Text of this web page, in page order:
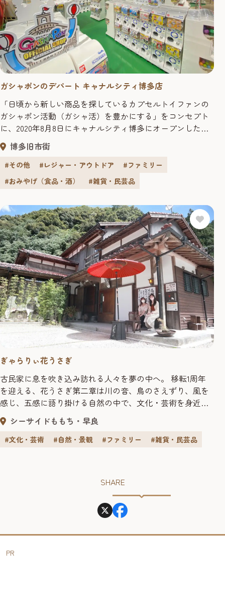
ガシャポンのデパート キャナルシティ博多店
「日頃から新しい商品を探しているカプセルトイファンの
ガシャポン活動（ガシャ活）を豊かにする」をコンセプト
に、2020年8月8日にキャナルシティ博多にオープンした
『ガシャポンのデパート 』。 120坪の広大な空間にずらり
と並んだ2,200面のガシャポン。 その圧倒的な品揃えのな
か、カプセルトイが本来持つ「何が出るかわからないワク
ワク感」に加え、商品知識が豊富なスタッフや、スマート
フォンアプリで...
博多旧市街
#その他 #レジャー・アウトドア
#ファミリー
#おみやげ（食品・酒）
#雑貨・民芸品
ぎゃらりぃ花うさぎ
古民家に息を吹き込み訪れる人々を夢の中へ。 移転1周年
を迎える、花うさぎ第二章は川の音、鳥のさえずり、風を
感じ、五感に語り掛ける自然の中で、文化・芸術を身近に
感じて頂ける場所としてスタートしております。訪れる
方々の癒しの場になっています。
シーサイドももち・早良
#文化・芸術 #自然・景観 #ファミリー #雑貨・民芸品
SHARE
PR